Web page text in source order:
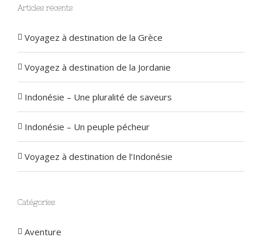
Articles récents
Voyagez à destination de la Grèce
Voyagez à destination de la Jordanie
Indonésie – Une pluralité de saveurs
Indonésie – Un peuple pécheur
Voyagez à destination de l’Indonésie
Catégories
Aventure